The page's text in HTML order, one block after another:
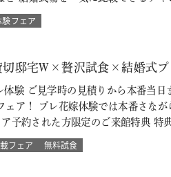
フェア
切邸宅W×贅沢試食×結婚式
験 ご見学時の見積りから本番当日
ェア！ プレ花嫁体験では本番さな
予約された方限定のご来館特典 特
フェア
無料試食